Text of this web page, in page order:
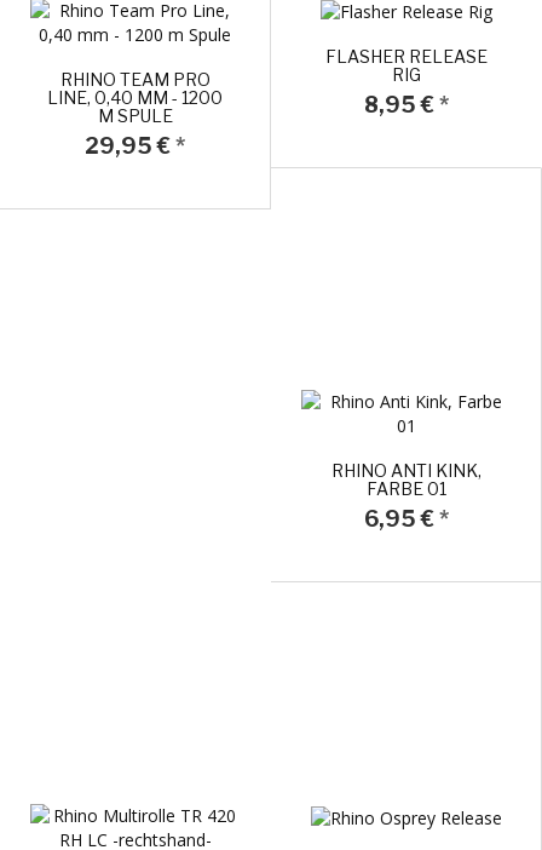
RHINO TEAM PRO
LINE, 0,40 MM - 1200
M SPULE
29,95 €*
FLASHER RELEASE
RIG
8,95 € *
RHINO ANTI KINK,
FARBE 01
6,95 € *